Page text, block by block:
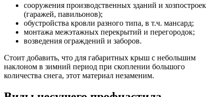
сооружения производственных зданий и хозпостроек
(гаражей, павильонов);
обустройства кровли разного типа, в т.ч. мансард;
монтажа межэтажных перекрытий и перегородок;
возведения ограждений и заборов.
Стоит добавить, что для габаритных крыш с небольшим
наклоном в зимний период при скоплении большого
количества снега, этот материал незаменим.